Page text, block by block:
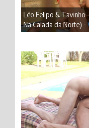
Léo Felipo & Tavinho
Na Calada da Noite) -